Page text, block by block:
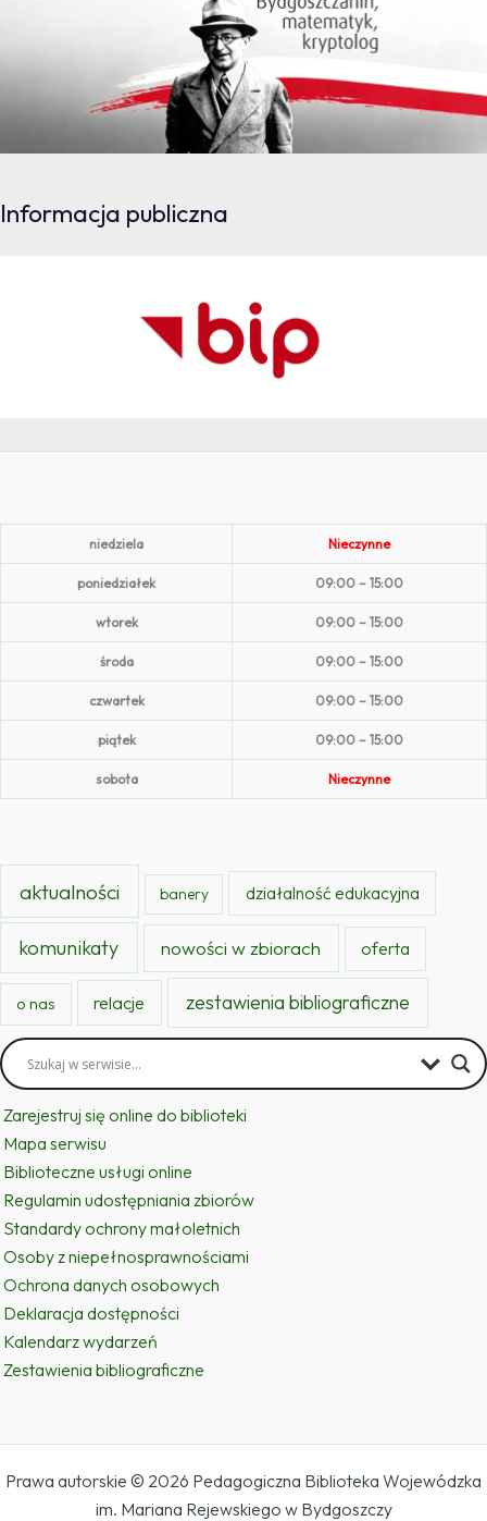
Informacja publiczna
niedziela Nieczynne
poniedziałek 09:00 – 15:00
wtorek 09:00 – 15:00
środa 09:00 – 15:00
czwartek 09:00 – 15:00
piątek 09:00 – 15:00
sobota Nieczynne
aktualności banery działalność edukacyjna
komunikaty nowości w zbiorach oferta
o nas relacje zestawienia bibliograficzne
Zarejestruj się online do biblioteki
Mapa serwisu
Biblioteczne usługi online
Regulamin udostępniania zbiorów
Standardy ochrony małoletnich
Osoby z niepełnosprawnościami
Ochrona danych osobowych
Deklaracja dostępności
Kalendarz wydarzeń
Zestawienia bibliograficzne
Prawa autorskie © 2026 Pedagogiczna Biblioteka Wojewódzka
im. Mariana Rejewskiego w Bydgoszczy